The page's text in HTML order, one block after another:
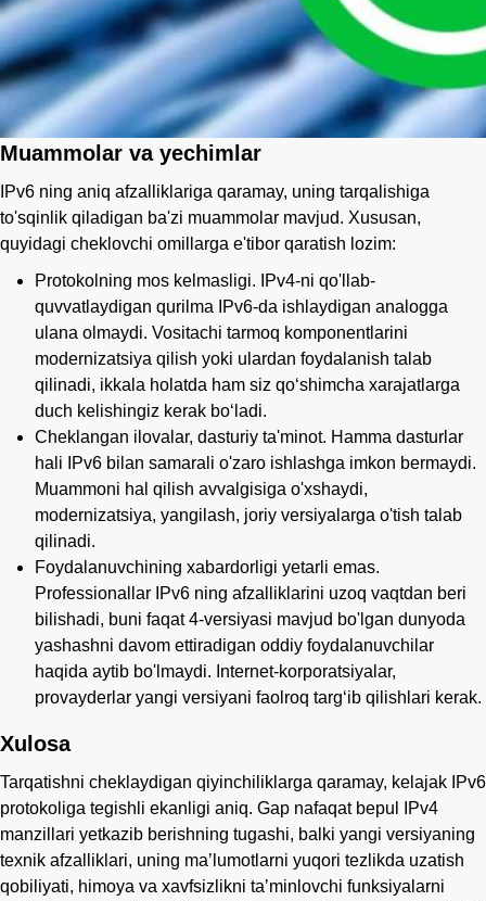
Muammolar va yechimlar
IPv6 ning aniq afzalliklariga qaramay, uning tarqalishiga
to'sqinlik qiladigan ba'zi muammolar mavjud. Xususan,
quyidagi cheklovchi omillarga e'tibor qaratish lozim:
Protokolning mos kelmasligi. IPv4-ni qo'llab-
quvvatlaydigan qurilma IPv6-da ishlaydigan analogga
ulana olmaydi. Vositachi tarmoq komponentlarini
modernizatsiya qilish yoki ulardan foydalanish talab
qilinadi, ikkala holatda ham siz qo‘shimcha xarajatlarga
duch kelishingiz kerak bo‘ladi.
Cheklangan ilovalar, dasturiy ta'minot. Hamma dasturlar
hali IPv6 bilan samarali o'zaro ishlashga imkon bermaydi.
Muammoni hal qilish avvalgisiga o'xshaydi,
modernizatsiya, yangilash, joriy versiyalarga o'tish talab
qilinadi.
Foydalanuvchining xabardorligi yetarli emas.
Professionallar IPv6 ning afzalliklarini uzoq vaqtdan beri
bilishadi, buni faqat 4-versiyasi mavjud bo'lgan dunyoda
yashashni davom ettiradigan oddiy foydalanuvchilar
haqida aytib bo'lmaydi. Internet-korporatsiyalar,
provayderlar yangi versiyani faolroq targ‘ib qilishlari kerak.
Xulosa
Tarqatishni cheklaydigan qiyinchiliklarga qaramay, kelajak IPv6
protokoliga tegishli ekanligi aniq. Gap nafaqat bepul IPv4
manzillari yetkazib berishning tugashi, balki yangi versiyaning
texnik afzalliklari, uning maʼlumotlarni yuqori tezlikda uzatish
qobiliyati, himoya va xavfsizlikni taʼminlovchi funksiyalarni